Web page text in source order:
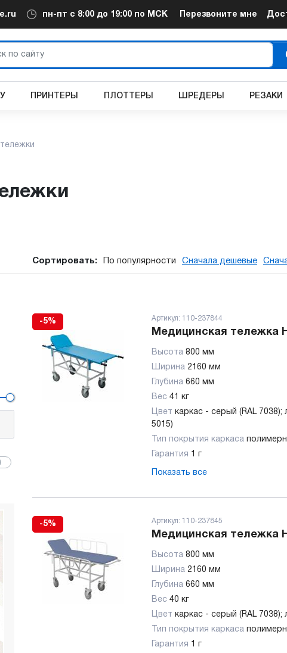
пн-пт с 8:00 до 19:00 по МСК Перезвоните мне
ПРИНТЕРЫ ПЛОТТЕРЫ ШРЕДЕРЫ РЕЗАКИ
Сортировать: По популярности Сначала дешевые
-5% Артикул: 110-237844
Медицинская тележка
Высота 800 мм
Ширина 2160 мм
Глубина 660 мм
Вес 41 кг
Цвет каркас - серый (RAL 7038);
5015)
Тип покрытия каркаса
Гарантия 1 г
Показать все
-5% Артикул: 110-237845
Медицинская тележка
Высота 800 мм
Ширина 2160 мм
Глубина 660 мм
Вес 40 кг
Цвет каркас - серый (RAL 7038);
Тип покрытия каркаса
Гарантия 1 г